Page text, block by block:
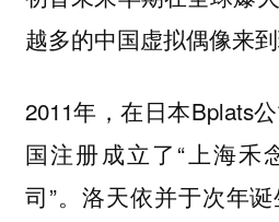
越多的中国虚拟偶像来到
2011年，在日本Bplats
国注册成立了“上海禾
司”。洛天依并于次年